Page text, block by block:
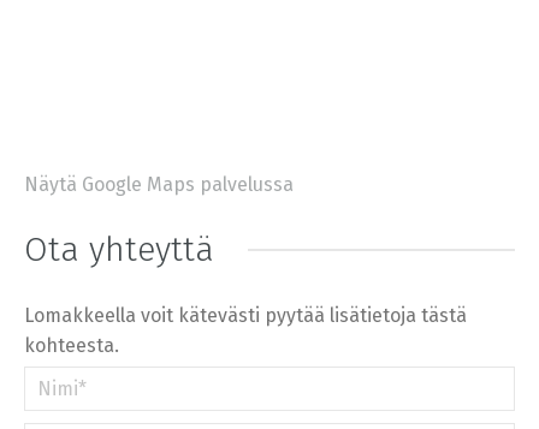
+
−
©OpenStreetMap contributors.
»
Näytä Google Maps palvelussa
Ota yhteyttä
Lomakkeella voit kätevästi pyytää lisätietoja tästä
kohteesta.